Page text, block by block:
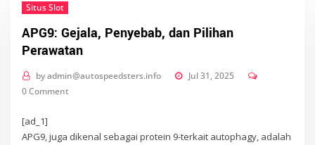
Situs Slot
APG9: Gejala, Penyebab, dan Pilihan
Perawatan
byadmin@autospeedsters.info
Jul 31, 2025
0 Comment
[ad_1]
APG9, juga dikenal sebagai protein 9-terkait autophagy, adalah